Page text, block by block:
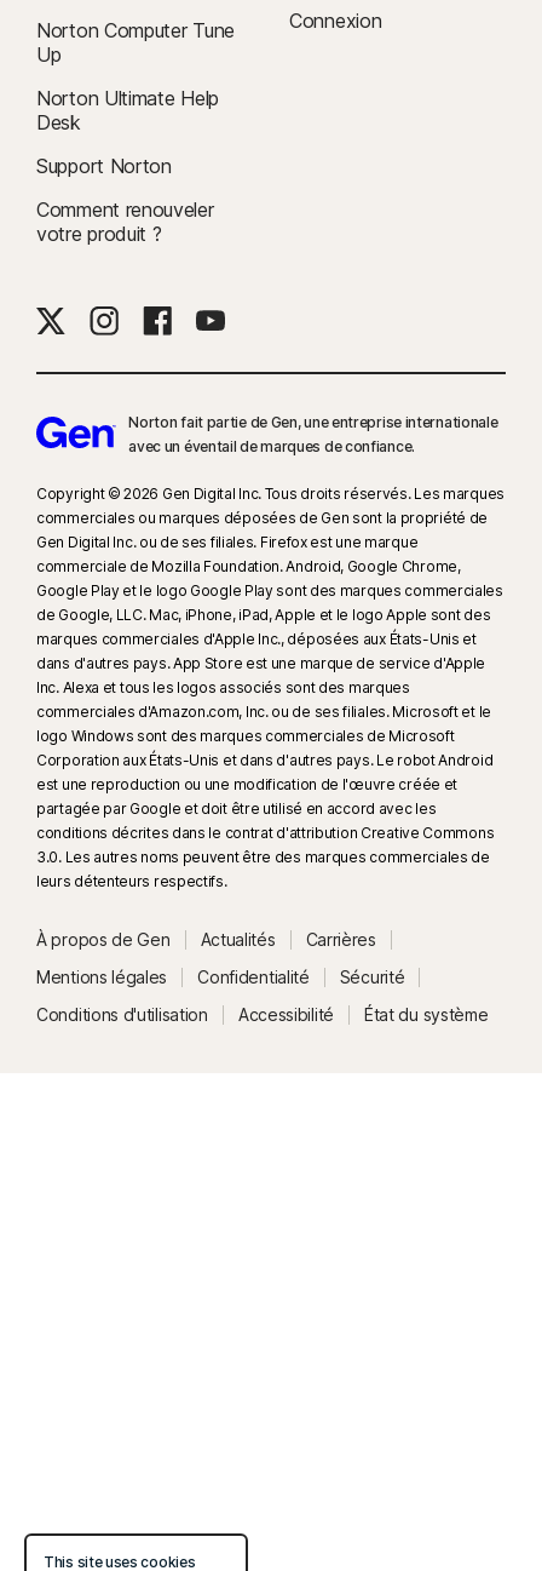
Norton Computer Tune
Up
Norton Ultimate Help
Desk
Support Norton
Comment renouveler
votre produit ?
Connexion
Norton fait partie de Gen, une entreprise internationale
avec un éventail de marques de confiance.​
Copyright © 2026 Gen Digital Inc. Tous droits réservés. Les marques
commerciales ou marques déposées de Gen sont la propriété de
Gen Digital Inc. ou de ses filiales. Firefox est une marque
commerciale de Mozilla Foundation. Android, Google Chrome,
Google Play et le logo Google Play sont des marques commerciales
de Google, LLC. Mac, iPhone, iPad, Apple et le logo Apple sont des
marques commerciales d'Apple Inc., déposées aux États-Unis et
dans d'autres pays. App Store est une marque de service d'Apple
Inc. Alexa et tous les logos associés sont des marques
commerciales d'Amazon.com, Inc. ou de ses filiales. Microsoft et le
logo Windows sont des marques commerciales de Microsoft
Corporation aux États-Unis et dans d'autres pays. Le robot Android
est une reproduction ou une modification de l'œuvre créée et
partagée par Google et doit être utilisé en accord avec les
conditions décrites dans le contrat d'attribution Creative Commons
3.0. Les autres noms peuvent être des marques commerciales de
leurs détenteurs respectifs.
À propos de Gen Actualités
Carrières
Mentions légales
Confidentialité
Sécurité
Conditions d'utilisation
Accessibilité État du système
This site uses cookies